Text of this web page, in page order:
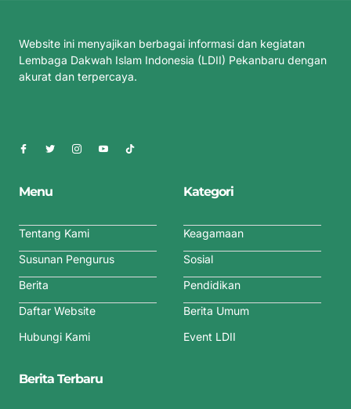
Website ini menyajikan berbagai informasi dan kegiatan
Lembaga Dakwah Islam Indonesia (LDII) Pekanbaru dengan
akurat dan terpercaya.
Menu
Tentang Kami
Susunan Pengurus
Berita
Daftar Website
Hubungi Kami
Kategori
Keagamaan
Sosial
Pendidikan
Berita Umum
Event LDII
Berita Terbaru